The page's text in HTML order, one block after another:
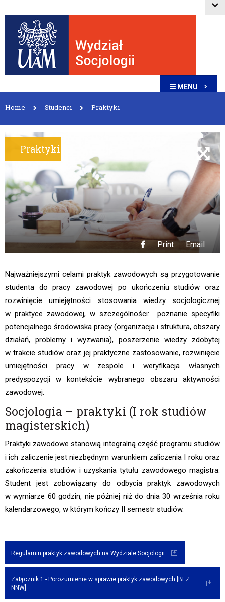
MENU
Home Studenci Praktyki
Praktyki
Print Email
Najważniejszymi celami praktyk zawodowych są przygotowanie
studenta do pracy zawodowej po ukończeniu studiów oraz
rozwinięcie umiejętności stosowania wiedzy socjologicznej
w praktyce zawodowej, w szczególności: poznanie specyfiki
potencjalnego środowiska pracy (organizacja i struktura, obszary
działań, problemy i wyzwania), poszerzenie wiedzy zdobytej
w trakcie studiów oraz jej praktyczne zastosowanie, rozwinięcie
umiejętności pracy w zespole i weryfikacja własnych
predyspozycji w kontekście wybranego obszaru aktywności
zawodowej.
Socjologia – praktyki (I rok studiów
magisterskich)
Praktyki zawodowe stanowią integralną część programu studiów
i ich zaliczenie jest niezbędnym warunkiem zaliczenia I roku oraz
zakończenia studiów i uzyskania tytułu zawodowego magistra.
Student jest zobowiązany do odbycia praktyk zawodowych
w wymiarze 60 godzin, nie później niż do dnia 30 września roku
kalendarzowego, w którym kończy II semestr studiów.
Regulamin praktyk zawodowych na Wydziale Socjologii
Załącznik 1 - Porozumienie w sprawie praktyk zawodowych [BEZ
NNW]